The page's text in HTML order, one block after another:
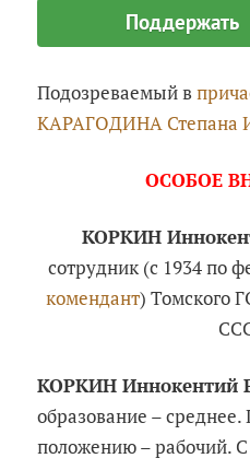
Поддержать
Подозреваемый в
КАРАГОДИНА Степана
ОСОБОЕ
КОРКИН
сотрудник (с 1934 по
комендант) Томского
КОРКИН Иннокентий
образование –
положению – рабочий. С